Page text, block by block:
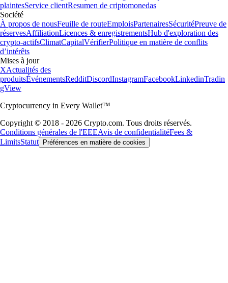
plaintesService clientResumen de criptomonedas
Société
À propos de nousFeuille de routeEmploisPartenairesSécuritéPreuve de
réservesAffiliationLicences & enregistrementsHub d'exploration des
crypto-actifsClimatCapitalVérifierPolitique en matière de conflits
d’intérêts
Mises à jour
XActualités des
produitsÉvénementsRedditDiscordInstagramFacebookLinkedinTradin
gView
Cryptocurrency in Every Wallet™
Copyright © 2018 - 2026 Crypto.com. Tous droits réservés.
Conditions générales de l'EEEAvis de confidentialitéFees &
LimitsStatut Préférences en matière de cookies